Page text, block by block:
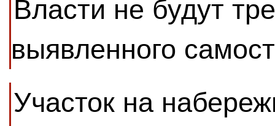
Власти не будут
выявленного
Участок на